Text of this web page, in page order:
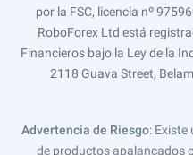
por la FSC, licencia nº
RoboForex Ltd está
Financieros bajo la Ley de la
2118 Guava Street,
Advertencia de Riesgo: Existe
de productos apalancados